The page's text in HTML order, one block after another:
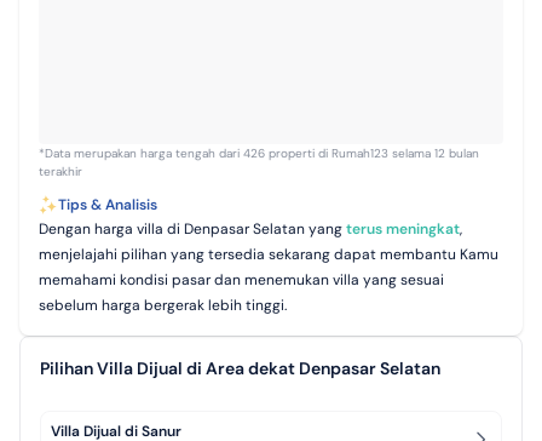
*Data merupakan harga tengah dari 426 properti di Rumah123 selama 12 bulan
terakhir
Tips & Analisis
Dengan harga villa di Denpasar Selatan yangterus meningkat,
menjelajahi pilihan yang tersedia sekarang dapat membantu Kamu
memahami kondisi pasar dan menemukan villa yang sesuai
sebelum harga bergerak lebih tinggi.
Pilihan Villa Dijual di Area dekat Denpasar Selatan
Villa Dijual di Sanur